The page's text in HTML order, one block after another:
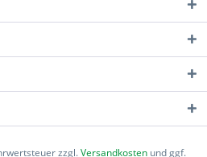
zzgl.Versandkosten und ggf.